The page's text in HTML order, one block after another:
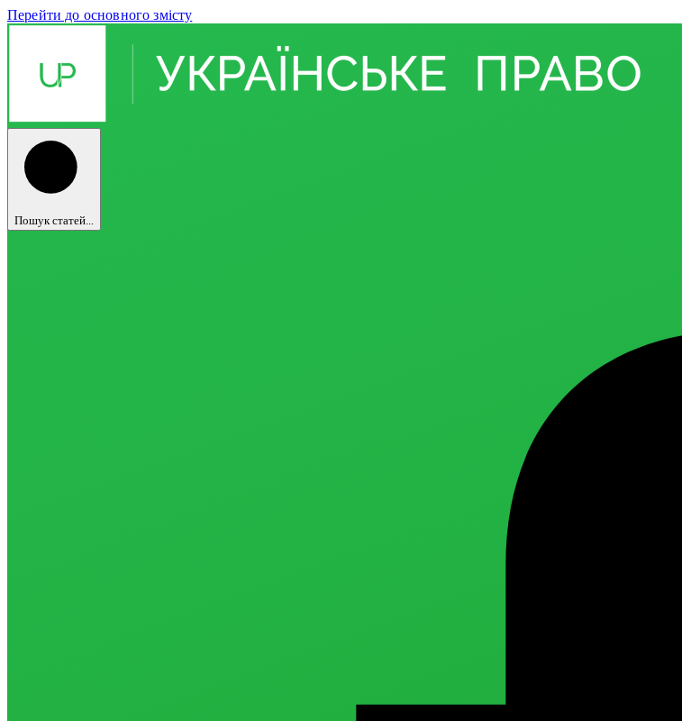
Перейти до основного змісту
Пошук статей...